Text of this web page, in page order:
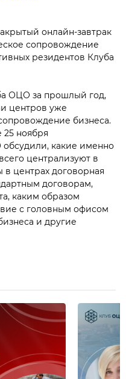
онлайн-завтрак
сопровождение
резидентов Клуба
ОЦО за прошлый год,
центров уже
бизнеса.
25 ноября
какие именно
централизуют в
центрах договорная
договорам,
каким образом
с головным офисом
и другие